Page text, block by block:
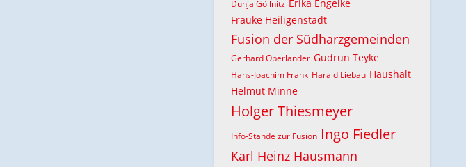
Dunja Göllnitz Erika Engelke
Frauke Heiligenstadt
Fusion der Südharzgemeinden
Gerhard Oberländer Gudrun Teyke
Hans-Joachim Frank Harald Liebau Haushalt
Helmut Minne
Holger Thiesmeyer
Info-Stände zur Fusion Ingo Fiedler
Karl Heinz Hausmann